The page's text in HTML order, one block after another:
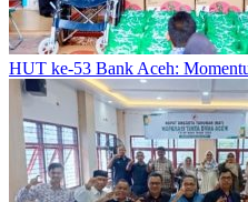
HUT ke-53 Bank Aceh: